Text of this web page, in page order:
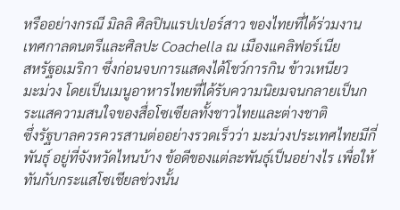
หรืออย่างกรณี มิลลิ ศิลปินแรปเปอร์สาว ของไทยที่ได้ร่วมงาน
เทศกาลดนตรีและศิลปะ Coachella ณ เมืองแคลิฟอร์เนีย
สหรัฐอเมริกา ซึ่งก่อนจบการแสดงได้โชว์การกิน ข้าวเหนียว
มะม่วง โดยเป็นเมนูอาหารไทยที่ได้รับความนิยมจนกลายเป็นก
ระแสความสนใจของสื่อโซเซียลทั้งชาวไทยและต่างชาติ
ซึ่งรัฐบาลควรควรสานต่ออย่างรวดเร็วว่า มะม่วงประเทศไทยมีกี่
พันธุ์ อยู่ที่จังหวัดไหนบ้าง ข้อดีของแต่ละพันธุ์เป็นอย่างไร เพื่อให้
ทันกับกระแสโซเชียลช่วงนั้น